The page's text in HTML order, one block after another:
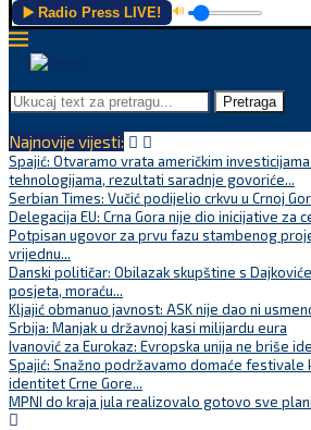
▶️ Radio Press LIVE! 🔊
Pretraga
Najnovije vijesti:
Spajić: Otvaramo vrata američkim
tehnologijama, rezultati saradnje govoriće...
Serbian Times: Vučić podijelio crkvu u Crnoj
Delegacija EU: Crna Gora nije dio inicijative za
Potpisan ugovor za prvu fazu stambenog
vrijednu...
Danski političar: Obilazak skupštine s
posjeta, moraću...
Kljajić obmanuo javnost: ASK nije dao ni
Srbija: Manjak u državnoj kasi milijardu eura
Ivanović za Eurokaz: Evropska unija ne briše
Spajić: Snažno podržavamo domaće festivale
identitet Crne Gore...
MPNI do kraja jula realizovalo gotovo sve